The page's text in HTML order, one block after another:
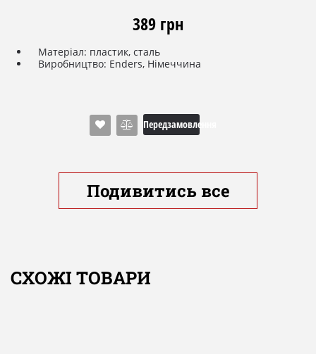
389 грн
Матеріал: пластик, сталь
Виробництво: Enders, Німеччина
Передзамовлення
Подивитись все
СХОЖІ ТОВАРИ